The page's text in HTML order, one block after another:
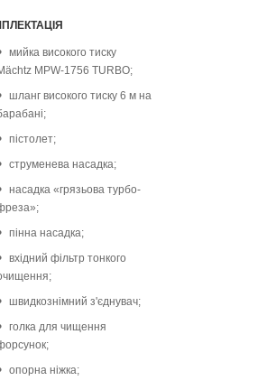
мийка високого тиску
MPW-1756 TURBO;
шланг високого тиску 6 м на
пістолет;
струменева насадка;
насадка «грязьова турбо-
пінна насадка;
вхідний фільтр тонкого
швидкознімний з'єднувач;
голка для чищення
опорна ніжка;